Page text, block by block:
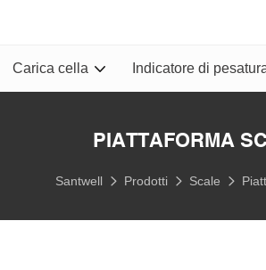
Carica cella Indicatore di
PIATTAFORMA
Santwell Prodotti Scale